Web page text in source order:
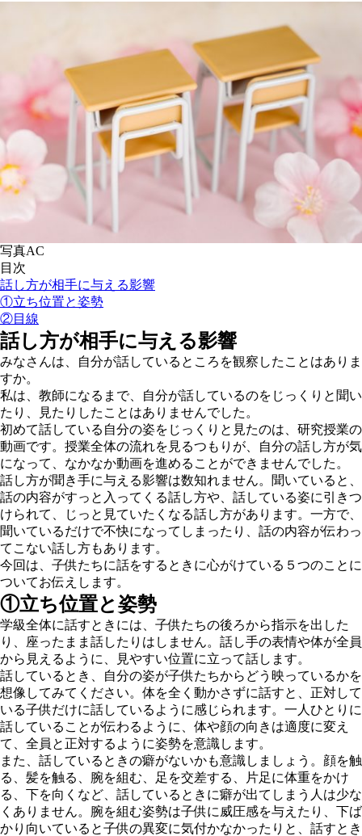
写真AC
目次
話し方が相手に与える影響
①立ち位置と姿勢
②目線
話し方が相手に与える影響
みなさんは、自分が話しているところを観察したことはありま
すか。
私は、教師になるまで、自分が話しているのをじっくりと聞い
たり、見たりしたことはありませんでした。
初めて話している自分の姿をじっくりと見たのは、研究授業の
動画です。授業全体の流れを見るつもりが、自分の話し方が気
になって、なかなか動画を進めることができませんでした。
話し方が聞き手に与える影響は数知れません。聞いていると、
話の内容がすっと入ってくる話し方や、話している姿に引きつ
けられて、じっと見ていたくなる話し方があります。一方で、
聞いているだけで不快になってしまったり、話の内容が伝わっ
てこない話し方もあります。
今回は、子供たちに話をするときに心がけている５つのことに
ついてお伝えします。
①立ち位置と姿勢
学級全体に話すときには、子供たちの後ろから指示を出した
り、座ったまま話したりはしません。話し手の表情や体が全員
から見えるように、見やすい位置に立って話します。
話しているとき、自分の姿が子供たちからどう映っているかを
想像してみてください。体を全く動かさずに話すと、正対して
いる子供だけに話しているように感じられます。一人ひとりに
話していることが伝わるように、体や顔の向きは適度に変え
て、全員と正対するように姿勢を意識します。
また、話しているときの癖がないかも意識しましょう。顔を触
る、髪を触る、腕を組む、足を交差する、片足に体重をかけ
る、下を向くなど、話しているときに癖が出てしまう人は少な
くありません。腕を組む姿勢は子供に威圧感を与えたり、下ば
かり向いていると子供の異変に気付かなかったりと、話すとき